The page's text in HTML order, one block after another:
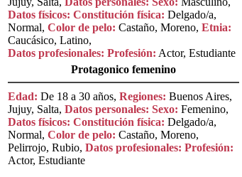
Datos físicos: Constitución física: Delgado/a,
Normal, Color de pelo: Castaño, Moreno, Etnia:
Caucásico, Latino,
Datos profesionales: Profesión: Actor, Estudiante
Protagonico femenino
Edad: De 18 a 30 años, Regiones: Buenos Aires,
Jujuy, Salta, Datos personales: Sexo: Femenino,
Datos físicos: Constitución física: Delgado/a,
Normal, Color de pelo: Castaño, Moreno,
Pelirrojo, Rubio, Datos profesionales: Profesión:
Actor, Estudiante